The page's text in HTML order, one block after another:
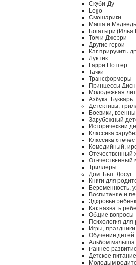
Скуби-Ду
Lego
Смешарики
Маша и Медведь
Богатыри
Том и Джерри
Другие герои
Как приручить
Лунтик
Гарри Поттер
Тачки
Трансформеры
Принцессы
Молодежная
Азбука. Букварь
Детективы,
Боевики,
Зарубежный
Исторический
Классика
Классика
Комедийный,
Отечественный
Отечественный
Триллеры
Дом. Быт. Досуг
Книги для
Беременность,
Воспитание и
Здоровье
Как назвать
Общие вопросы
Психология для
Игры,
Обучение детей
Альбом малыша
Раннее
Детское питание
Молодым